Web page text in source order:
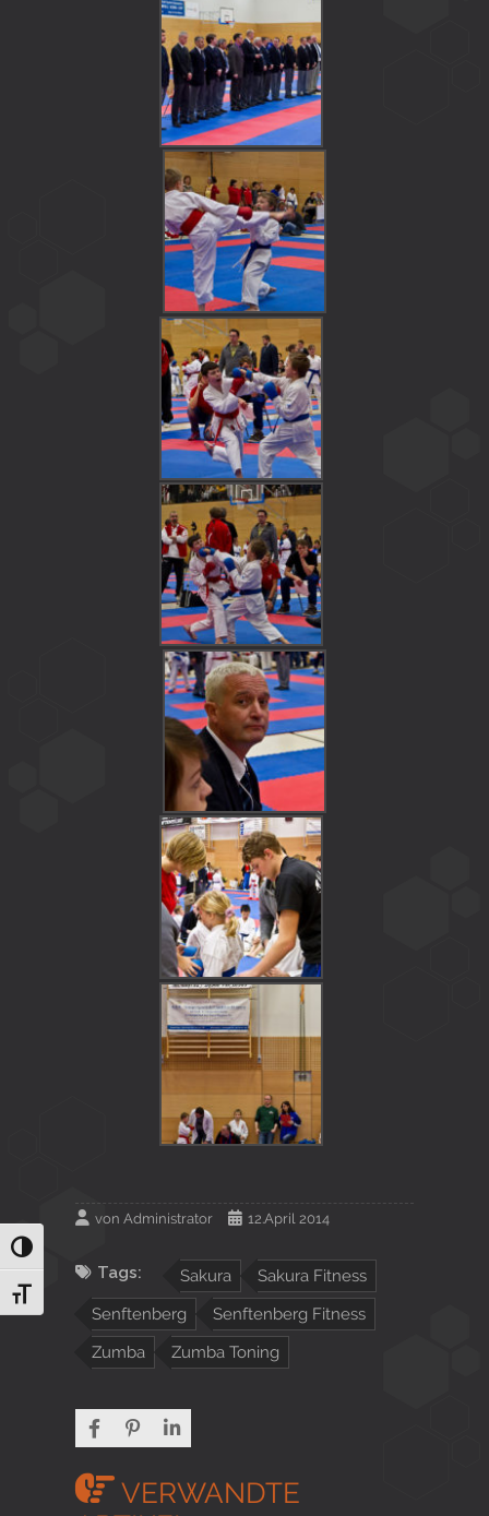
Umschalten auf hohe Kontraste
Schrift vergrößern
von Administrator 12.April 2014
Tags: Sakura Sakura Fitness
Senftenberg Senftenberg Fitness
Zumba Zumba Toning
VERWANDTE